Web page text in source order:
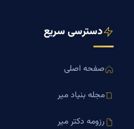
دسترسی سریع
صفحه اصلی
مجله بنیاد میر
رزومه دکتر میر